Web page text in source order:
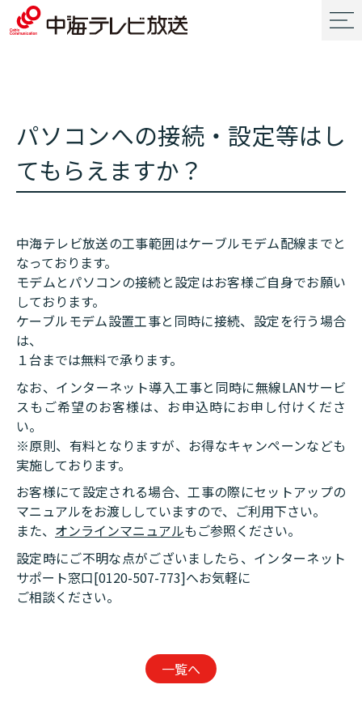
パソコンへの接続・設定等はし
てもらえますか？
中海テレビ放送の工事範囲はケーブルモデム配線までと
なっております。
モデムとパソコンの接続と設定はお客様ご自身でお願い
しております。
ケーブルモデム設置工事と同時に接続、設定を行う場合
は、
１台までは無料で承ります。
なお、インターネット導入工事と同時に無線LANサービ
スもご希望のお客様は、お申込時にお申し付けくださ
い。
※原則、有料となりますが、お得なキャンペーンなども
実施しております。
お客様にて設定される場合、工事の際にセットアップの
マニュアルをお渡ししていますので、ご利用下さい。
また、 オンラインマニュアルもご参照ください。
設定時にご不明な点がございましたら、インターネット
サポート窓口[0120-507-773]へお気軽に
ご相談ください。
一覧へ